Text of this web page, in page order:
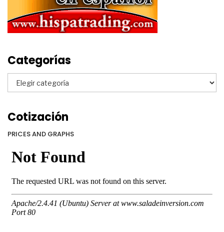
Categorías
Categorías
Cotización
PRICES AND GRAPHS